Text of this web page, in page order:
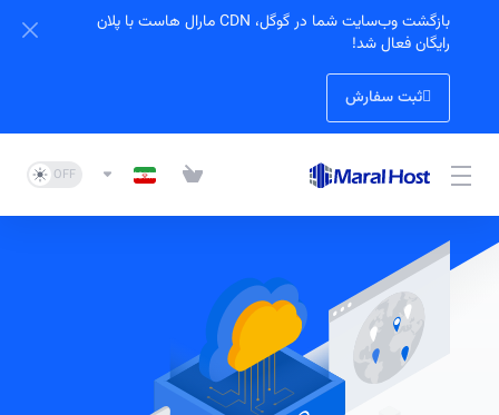
بازگشت وب‌سایت شما در گوگل، CDN مارال هاست با پلان
رایگان فعال شد!
ثبت سفارش